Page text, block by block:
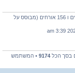
משתמשים מחוברים :: 3 רשומים, 0 מוסתרים ו 156 אורחים (מבוסס על
בסך הכל 9174 • המשתמש